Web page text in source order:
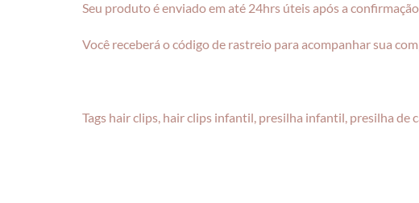
Seu produto é enviado em até 24hrs úteis após a
Você receberá o código de rastreio para acompanhar sua
Tags hair clips, hair clips infantil, presilha infantil, presilha de